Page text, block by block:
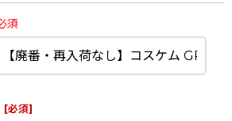
須
[必須]